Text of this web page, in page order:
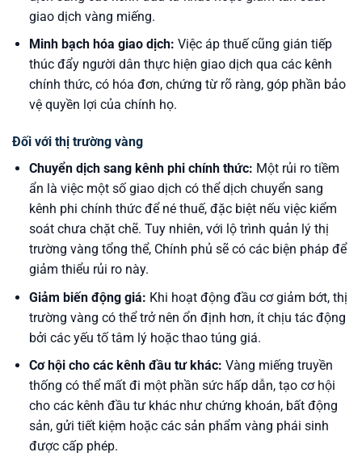
giao dịch vàng miếng.
Minh bạch hóa giao dịch: Việc áp thuế cũng gián tiếp
thúc đẩy người dân thực hiện giao dịch qua các kênh
chính thức, có hóa đơn, chứng từ rõ ràng, góp phần bảo
vệ quyền lợi của chính họ.
Đối với thị trường vàng
Chuyển dịch sang kênh phi chính thức: Một rủi ro tiềm
ẩn là việc một số giao dịch có thể dịch chuyển sang
kênh phi chính thức để né thuế, đặc biệt nếu việc kiểm
soát chưa chặt chẽ. Tuy nhiên, với lộ trình quản lý thị
trường vàng tổng thể, Chính phủ sẽ có các biện pháp để
giảm thiểu rủi ro này.
Giảm biến động giá: Khi hoạt động đầu cơ giảm bớt, thị
trường vàng có thể trở nên ổn định hơn, ít chịu tác động
bởi các yếu tố tâm lý hoặc thao túng giá.
Cơ hội cho các kênh đầu tư khác: Vàng miếng truyền
thống có thể mất đi một phần sức hấp dẫn, tạo cơ hội
cho các kênh đầu tư khác như chứng khoán, bất động
sản, gửi tiết kiệm hoặc các sản phẩm vàng phái sinh
được cấp phép.